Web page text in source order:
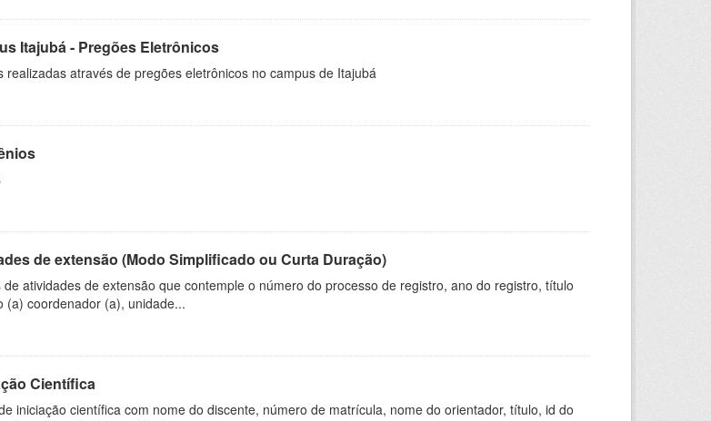
Itajubá - Pregões Eletrônicos
realizadas através de pregões eletrônicos no campus de Itajubá
de extensão (Modo Simplificado ou Curta Duração)
atividades de extensão que contemple o número do processo de registro, ano do registro, título
(a) coordenador (a), unidade...
Científica
iniciação científica com nome do discente, número de matrícula, nome do orientador, título, id do